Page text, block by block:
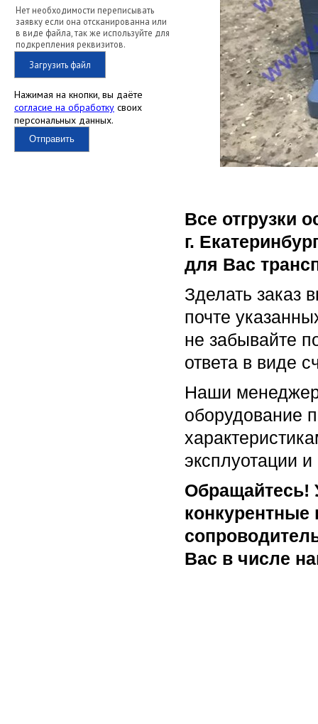
Нет необходимости переписывать
заявку если она отсканированна или
в виде файла, так же используйте для
подкрепления реквизитов.
Загрузить файл
Нажимая на кнопки, вы даёте
согласие на обработку своих
персональных данных.
Отправить
Все отгрузки
г.
для Вас
Зделать заказ
почте
не забывайте
ответа в виде
Наши
оборудование
эксплуотации
Обращайтесь!
Вас в числе